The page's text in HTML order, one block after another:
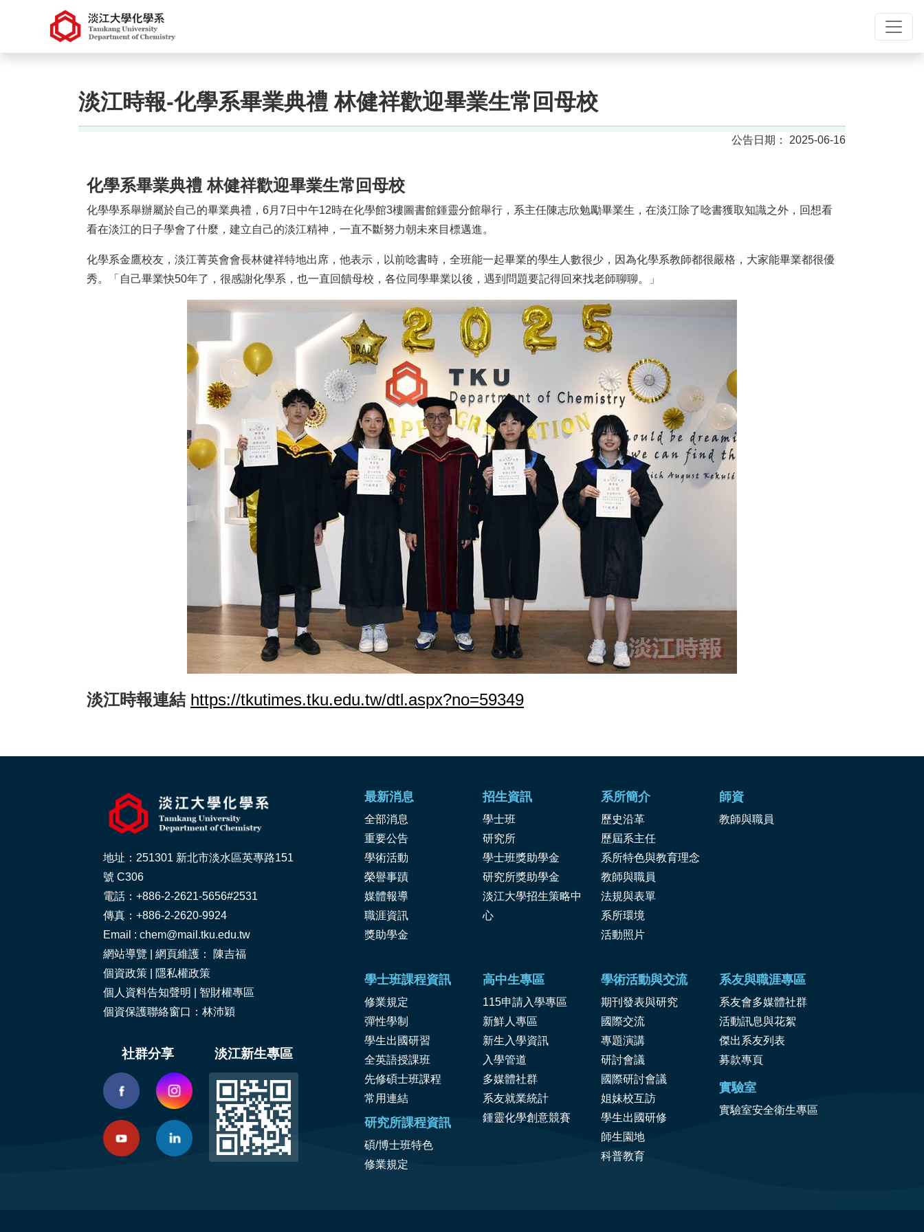
淡江時報-化學系畢業典禮 林健祥歡迎畢業生常回母校
2025-06-16
化學系畢業典禮 林健祥歡迎畢業生常回母校
化學學系舉辦屬於自己的畢業典禮，6月7日中午12時在化學館3樓圖書館鍾靈分館舉行，系主任陳志欣勉勵畢業生，在淡江除了唸書獲取知識之外，回想看
看在淡江的日子學會了什麼，建立自己的淡江精神，一直不斷努力朝未來目標邁進。
化學系金鷹校友，淡江菁英會會長林健祥特地出席，他表示，以前唸書時，全班能一起畢業的學生人數很少，因為化學系教師都很嚴格，大家能畢業都很優
秀。「自己畢業快50年了，很感謝化學系，也一直回饋母校，各位同學畢業以後，遇到問題要記得回來找老師聊聊。」
淡江時報連結 https://tkutimes.tku.edu.tw/dtl.aspx?no=59349
地址：251301 新北市淡水區英專路151
號 C306
電話：+886-2-2621-5656#2531
傳真：+886-2-2620-9924
Email : chem@mail.tku.edu.tw
網站導覽 | 網頁維護： 陳吉福
個資政策
隱私權政策
個人資料告知聲明
智財權專區
個資保護聯絡窗口：林沛穎
社群分享 淡江新生專區
最新消息
全部消息
重要公告
學術活動
榮譽事蹟
媒體報導
職涯資訊
獎助學金
招生資訊
學士班
研究所
學士班獎助學金
研究所獎助學金
淡江大學招生策略中
心
系所簡介
歷史沿革
歷屆系主任
系所特色與教育理念
教師與職員
法規與表單
系所環境
活動照片
師資
教師與職員
學士班課程資訊
修業規定
彈性學制
學生出國研習
全英語授課班
先修碩士班課程
常用連結
研究所課程資訊
碩/博士班特色
修業規定
高中生專區
115申請入學專區
新鮮人專區
新生入學資訊
入學管道
多媒體社群
系友就業統計
鍾靈化學創意競賽
學術活動與交流
期刊發表與研究
國際交流
專題演講
研討會議
國際研討會議
姐妹校互訪
學生出國研修
師生園地
科普教育
系友與職涯專區
系友會多媒體社群
活動訊息與花絮
傑出系友列表
募款專頁
實驗室
實驗室安全衛生專區